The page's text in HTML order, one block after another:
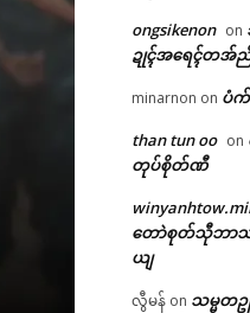
ongsikenon on
ဍုၚ်အရေၚ်တအ်
minarnon on ပံက်
than tun oo on
တုပ်စိုတ်ဏီ
တောဲစုတ်သီုဘာသ
ယျ
လွီမန် on သမ္မတ